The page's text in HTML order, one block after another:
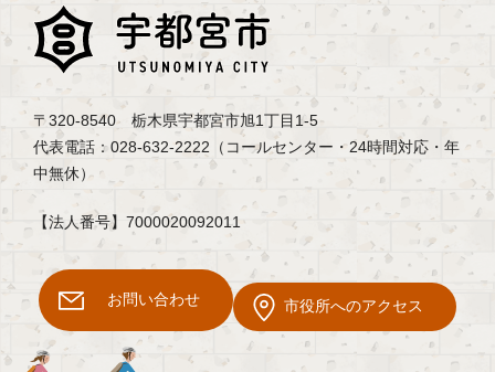
〒320-8540 栃木県宇都宮市旭1丁目1-5
代表電話：028-632-2222（コールセンター・24時間対応・年
中無休）
【法人番号】7000020092011
お問い合わせ 市役所へのアクセス